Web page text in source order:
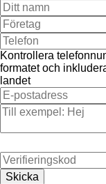
Kontrollera
formatet och
landet